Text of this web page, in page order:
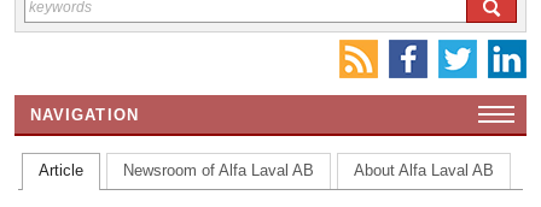
NAVIGATION
HOME
CONTACT US
Article Newsroom of Alfa Laval AB About Alfa Laval AB